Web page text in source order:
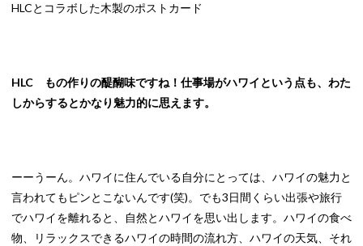
HLCとコラボした木製のポストカード
HLC もの作りの醍醐味ですね！仕事場がハワイという点も、わた
しからするとかなり魅力的に思えます。
ーーうーん。ハワイに住んでいる自分にとっては、ハワイの魅力と
言われてもピンとこないんです(笑)。でも3日間くらい出張や旅行
でハワイを離れると、自然とハワイを思い出します。ハワイの食べ
物、リラックスできるハワイの時間の流れ方、ハワイの天気、それ